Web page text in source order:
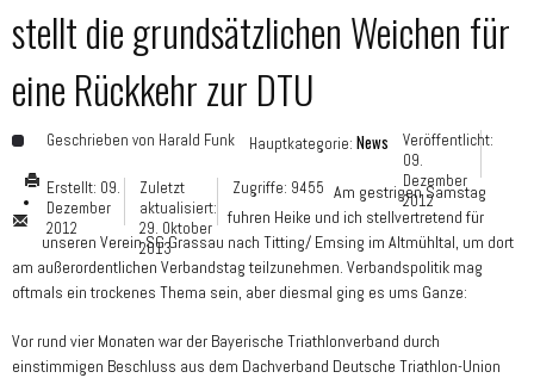
stellt die grundsätzlichen Weichen für
eine Rückkehr zur DTU
Geschrieben von Harald Funk Hauptkategorie: News
Veröffentlicht:
09.
Dezember
2012
Erstellt: 09.
Dezember
2012
Zuletzt
aktualisiert:
29. Oktober
2013
Zugriffe: 9455 Am gestrigen Samstag
fuhren Heike und ich stellvertretend für
unseren Verein SG Grassau nach Titting/ Emsing im Altmühltal, um dort
am außerordentlichen Verbandstag teilzunehmen. Verbandspolitik mag
oftmals ein trockenes Thema sein, aber diesmal ging es ums Ganze:
Vor rund vier Monaten war der Bayerische Triathlonverband durch
einstimmigen Beschluss aus dem Dachverband Deutsche Triathlon-Union